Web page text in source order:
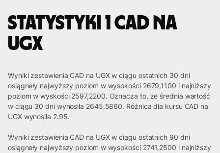
Statystyki 1 CAD na
UGX
Wyniki zestawienia CAD na UGX w ciągu ostatnich 30 dni
osiągneły najwyższy poziom w wysokości 2679,1100 i najniższy
poziom w wyskości 2597,2200. Oznacza to, że średnia wartość
w ciągu 30 dni wynosiła 2645,5860. Różnica dla kursu CAD na
UGX wynosiła 2.95.
Wyniki zestawienia CAD na UGX w ciągu ostatnich 90 dni
osiągneły najwyższy poziom w wysokości 2741,2500 i najniższy